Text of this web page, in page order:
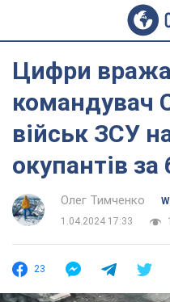
Цифри
командувач
військ ЗСУ
окупантів за
Олег Тимченко
1.04.2024 17:33
23